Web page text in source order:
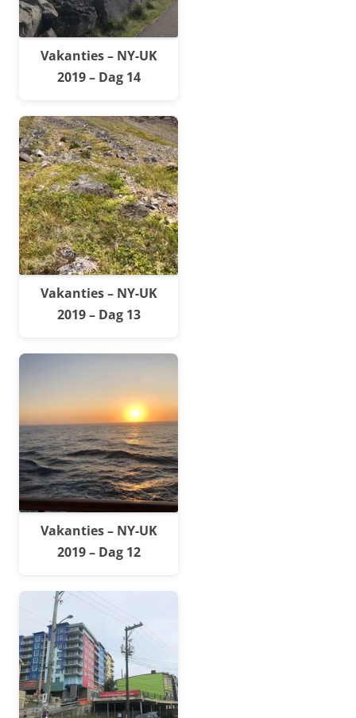
Vakanties – NY-UK
2019 – Dag 14
Vakanties – NY-UK
2019 – Dag 13
Vakanties – NY-UK
2019 – Dag 12